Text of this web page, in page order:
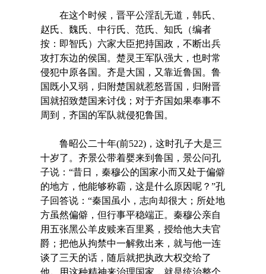
在这个时候，晋平公淫乱无道，韩氏、
赵氏、魏氏、中行氏、范氏、知氏（编者
按：即智氏）六家大臣把持国政，不断出兵
攻打东边的侯国。楚灵王军队强大，也时常
侵犯中原各国。齐是大国，又靠近鲁国。鲁
国既小又弱，归附楚国就惹怒晋国，归附晋
国就招致楚国来讨伐；对于齐国如果奉事不
周到，齐国的军队就侵犯鲁国。
鲁昭公二十年(前522)，这时孔子大是三
十岁了。齐景公带着婴来到鲁国，景公问孔
子说：“昔日，秦穆公的国家小而又处于偏僻
的地方，他能够称霸，这是什么原因呢？”孔
子回答说：“秦国虽小，志向却很大；所处地
方虽然偏僻，但行事平稳端正。秦穆公亲自
用五张黑公羊皮赎来百里奚，授给他大夫官
爵；把他从拘禁中一解救出来，就与他一连
谈了三天的话，随后就把执政大权交给了
他。用这种精神来治理国家，就是统治整个